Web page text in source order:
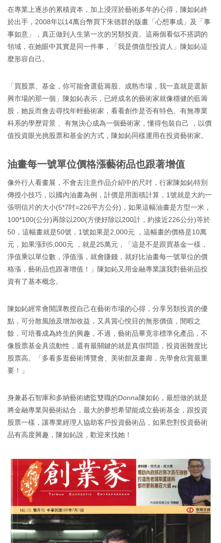
在專業上逐步的累積資本，加上浸淫於藝術多年的心得，陳如鈊終
於出手，2008年以14萬台幣買下朱德群的版畫「心想事成」及「事
事如意」，真正做到人生第一次的另類投資。這兩個看似不搭調的
領域，在她眼中其實是同一件事，「我是價值型投資人」陳如鈊這
麼形容自己。
「買股票、基金，你可能會選藍籌股、成熟市場，我一直就是選新
興市場的那一個」陳如鈊表示，已經成名的藝術家就像穩健的藍籌
股，她反而會去尋找年輕藝術家，看看創作是否有特色、有無專業
科系的學歷背景 、有無決心成為一個藝術家，懂得包裝自己 ，以價
值投資眼光挑股票和基金的方式，陳如鈊同樣運用在投資藝術家。
油畫每一號單位價格漲藝術品也跟著增值
像外行人看畫展，不會去注意作品介紹中的尺吋，行家陳如鈊特別
傳授小技巧，以國內油畫為例，計價是用面積計算，1號就是大約一
張明信片的大小(5*7吋=226平方公分)，如果這幅油畫是方型一米，
100*100(公分)再除以200(方便好除以200計，約接近226公分)等於
50，這幅畫就是50號，1號如果是2,000元 ，這幅畫的價格是10萬
元，如果漲到5,000元 ，就是25萬元，「這是不是跟買基金一樣，
淨值乘以單位數，淨值漲，就會賺錢，就好比油畫每一號單位的價
格漲，藝術品也跟著增值！」陳如鈊又用金融專業讓我對藝術品投
資有了基本概念。
陳如鈊經常會開課教授自己在藝術市場的心得，分享另類投資的優
點，可分散風險及增加收益，又具賞心悅目的無形價值，閒暇之
餘，可培養成為終生的興趣，不過，藝術品畢竟非標準化產品，不
像股票基金具流動性，還有最關鍵的就是真假問題，投資困難度比
股票高。「多看多逛藝術博覽會、美術館及畫廊，先學會欣賞最重
要！」
身兼碁石智庫和多納藝術總監雙職的Donna陳如鈊，最想做的就是
將金融專業與藝術結合，最大的夢想希望能成立藝術基金，跟投資
股票一樣，讓專業經理人協助客戶投資藝術品，如果您對投資藝術
品有高度興趣，陳如鈊說，歡迎來找她！